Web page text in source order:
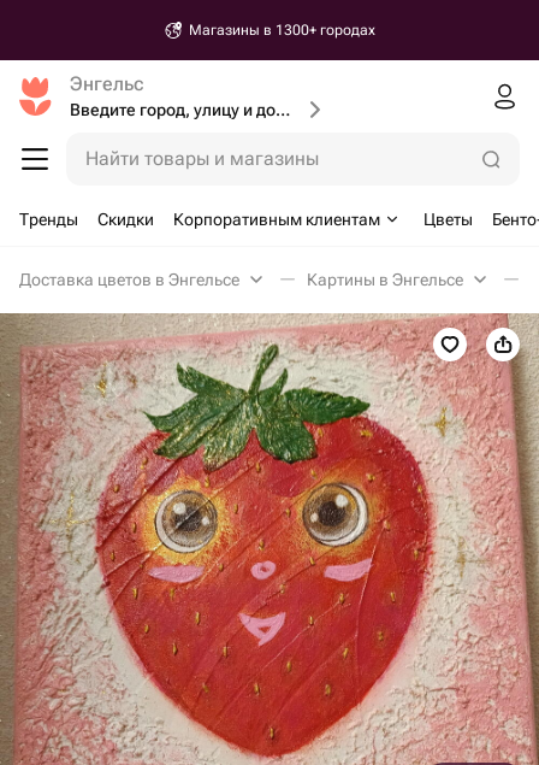
Магазины в 1300+ городах
Энгельс
Введите город, улицу и дом доставки
Найти товары и магазины
Тренды Скидки Корпоративным клиентам Цветы
Доставка цветов в Энгельсе Картины в Энгельсе